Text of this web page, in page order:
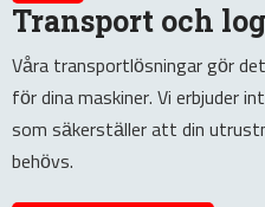
Transport och
Våra transportlösningar gör
för dina maskiner. Vi erbjuder
som säkerställer att din
behövs.